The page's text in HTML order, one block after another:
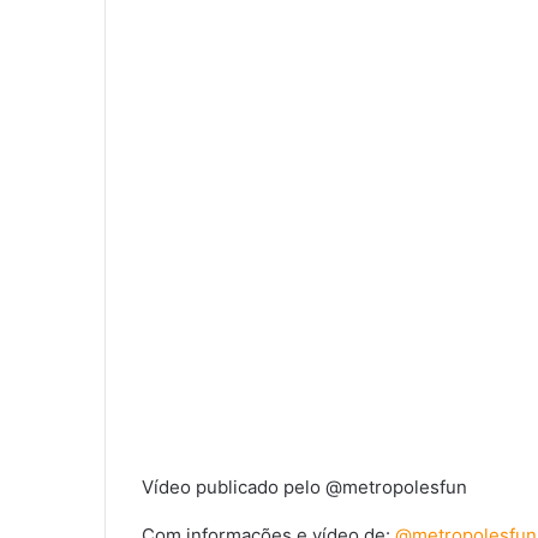
Vídeo publicado pelo @metropolesfun